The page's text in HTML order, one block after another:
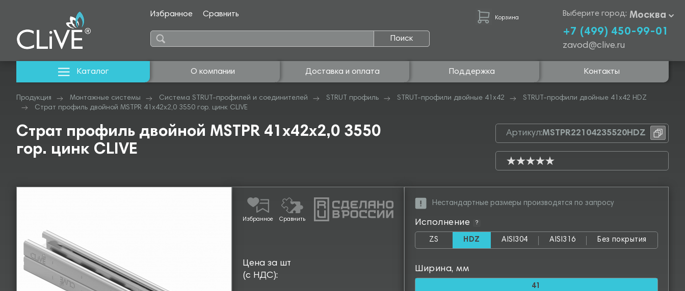
Избранное Сравнить
Поиск
Корзина Выберите город: Москва
+7 (499) 450-99-01
zavod@clive.ru
Каталог О компании Доставка и оплата Поддержка Контакты
Продукция Монтажные системы Система STRUT-профилей и соединителей STRUT профиль STRUT-профили двойные 41х42
STRUT-профили двойные 41х42 HDZ
Страт профиль двойной MSTPR 41х42х2,0 3550 гор. цинк CLIVE
Страт профиль двойной MSTPR 41х42х2,0 3550
гор. цинк CLIVE
Артикул:MSTPR22104235520HDZ
Избранное Сравнить
Цена за шт
(с НДС):
Нестандартные размеры производятся по запросу
Исполнение ?
ZS HDZ AISI304 AISI316 Без покрытия
Ширина, мм
41